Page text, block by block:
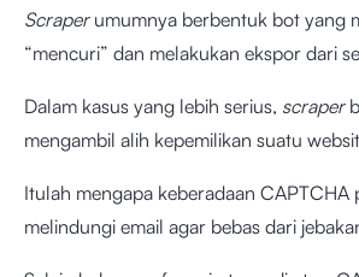
Scraper umumnya berbentuk bot yang
“mencuri” dan melakukan ekspor dari
Dalam kasus yang lebih serius, scraper
mengambil alih kepemilikan suatu
Itulah mengapa keberadaan CAPTCHA
melindungi email agar bebas dari